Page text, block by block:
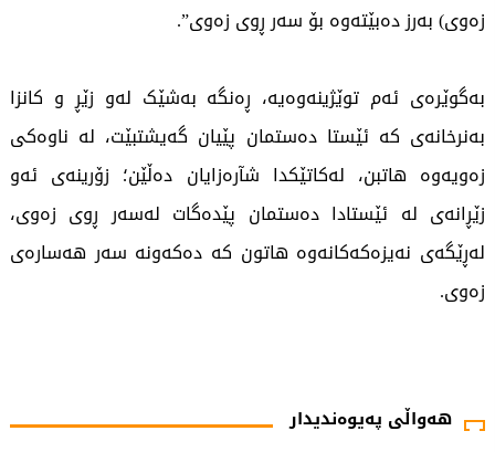
هەواڵی پەیوەندیدار
زەوی) بەرز دەبێتەوە بۆ سەر ڕوی زەوی”.
بەگوێرەی ئەم توێژینەوەیە، ڕەنگە بەشێک لەو زێڕ و کانزا
بەنرخانەی کە ئێستا دەستمان پێیان گەیشتبێت، لە ناوەکی
زەویەوە هاتبن، لەکاتێکدا شآرەزایان دەڵێن؛ زۆرینەی ئەو
زێڕانەی لە ئێستادا دەستمان پێدەگات لەسەر ڕوی زەوی،
لەڕێگەی نەیزەکەکانەوە هاتون کە دەکەونە سەر هەسارەی
زەوی.